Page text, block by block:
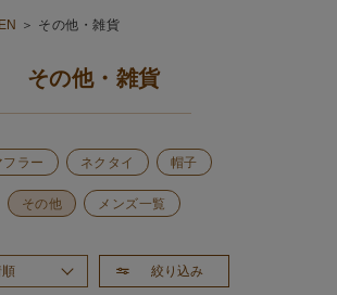
その他・雑貨
その他・雑貨
フラー ネクタイ 帽子
その他 メンズ一覧
絞り込み